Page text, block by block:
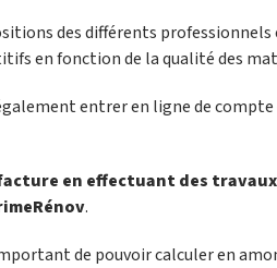
des différents
en fonction de la qualité des
entrer en ligne de compte
en effectuant des
.
de pouvoir calculer en